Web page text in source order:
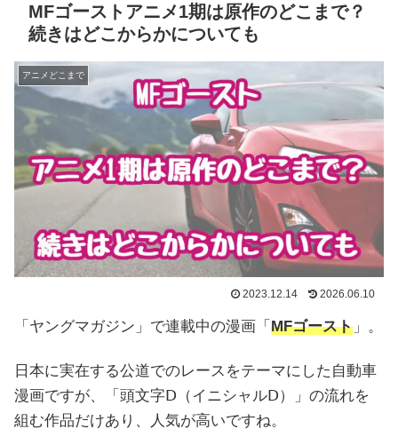
MFゴーストアニメ1期は原作のどこまで？
続きはどこからかについても
アニメどこまで
2023.12.14 2026.06.10
「ヤングマガジン」で連載中の漫画「 MFゴースト 」。
日本に実在する公道でのレースをテーマにした自動車
漫画ですが、「頭文字Ⅾ（イニシャルⅮ）」の流れを
組む作品だけあり、人気が高いですね。